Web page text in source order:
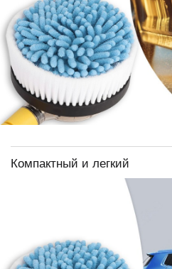
Компактный и легкий